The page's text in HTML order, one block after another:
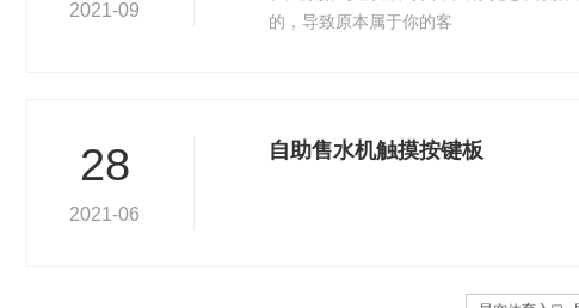
2021-09
的，导致原本属于你的客
28
2021-06
自助售水机触摸按键板